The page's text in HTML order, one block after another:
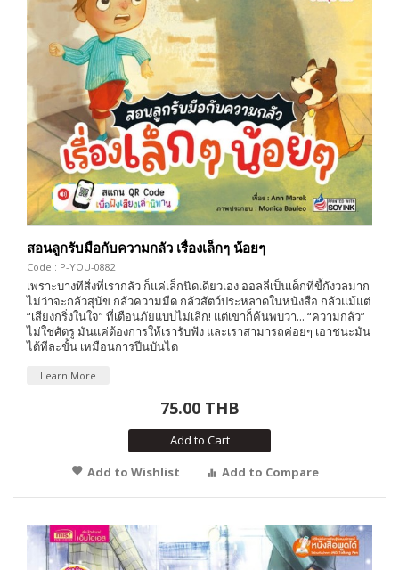
สอนลูกรับมือกับความกลัว เรื่องเล็กๆ น้อยๆ
Code : P-YOU-0882
เพราะบางทีสิ่งที่เรากลัว ก็แค่เล็กนิดเดียวเอง ออลลี่เป็นเด็กที่ขี้กังวลมาก
ไม่ว่าจะกลัวสุนัข กลัวความมืด กลัวสัตว์ประหลาดในหนังสือ กลัวแม้แต่
“เสียงกริ่งในใจ” ที่เตือนภัยแบบไม่เลิก! แต่เขาก็ค้นพบว่า... “ความกลัว”
ไม่ใช่ศัตรู มันแค่ต้องการให้เรารับฟัง และเราสามารถค่อยๆ เอาชนะมัน
ได้ทีละขั้น เหมือนการปีนบันได
Learn More
75.00 THB
Add to Cart
Add to Wishlist
Add to Compare